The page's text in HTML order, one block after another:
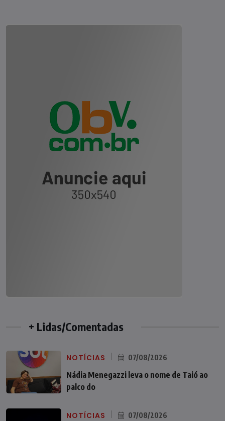
+ Lidas/Comentadas
NOTÍCIAS 07/08/2026
Nádia Menegazzi leva o nome de Taió ao
palco do
NOTÍCIAS 07/08/2026